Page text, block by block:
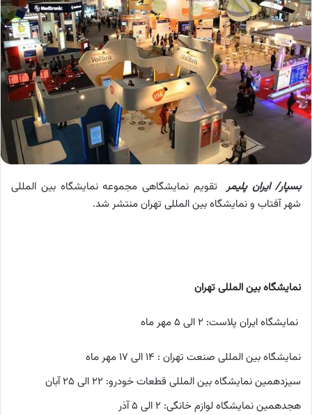
بسپار/ ایران پلیمر تقویم نمایشگاهی مجموعه نمایشگاه بین المللی
شهر آفتاب و نمایشگاه بین المللی تهران منتشر شد.
نمایشگاه بین المللی تهران
نمایشگاه ایران پلاست: 2 الی 5 مهر ماه
نمایشگاه بین المللی صنعت تهران : 14 الی 17 مهر ماه
سیزدهمین نمایشگاه بین المللی قطعات خودرو: 22 الی 25 آبان
هجدهمین نمایشگاه لوازم خانگی: 2 الی 5 آذر